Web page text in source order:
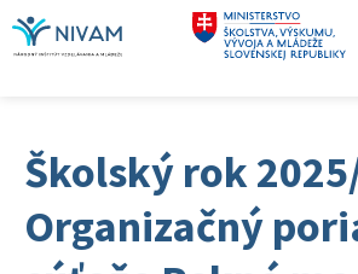
Školský rok
Organizačný